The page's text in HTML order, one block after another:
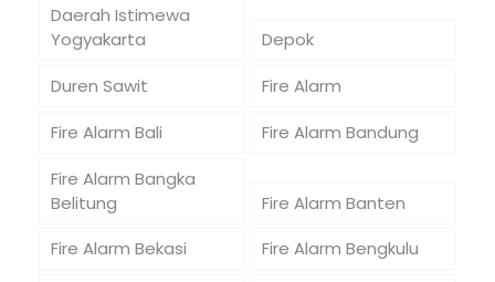
Daerah Istimewa
Yogyakarta
Depok
Duren Sawit
Fire Alarm
Fire Alarm Bali
Fire Alarm Bandung
Fire Alarm Bangka
Belitung
Fire Alarm Banten
Fire Alarm Bekasi
Fire Alarm Bengkulu